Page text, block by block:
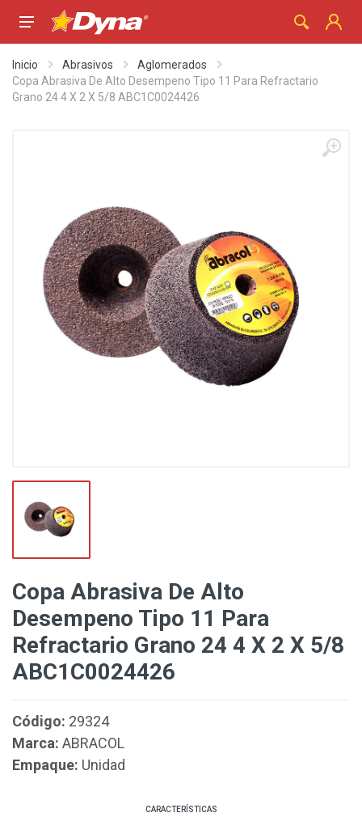
Inicio Abrasivos
Aglomerados
Copa Abrasiva De Alto Desempeno Tipo 11 Para Refractario
Grano 24 4 X 2 X 5/8 ABC1C0024426
Copa Abrasiva De Alto
Desempeno Tipo 11 Para
Refractario Grano 24 4 X 2 X 5/8
ABC1C0024426
Código: 29324
Marca: ABRACOL
Empaque: Unidad
CARACTERÍSTICAS